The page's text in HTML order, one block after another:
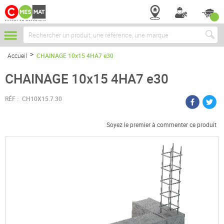
Chercher
Accueil CHAINAGE 10x15 4HA7 e30
CHAINAGE 10x15 4HA7 e30
RÉF : CH10X15.7.30
Soyez le premier à commenter ce produit
Passer